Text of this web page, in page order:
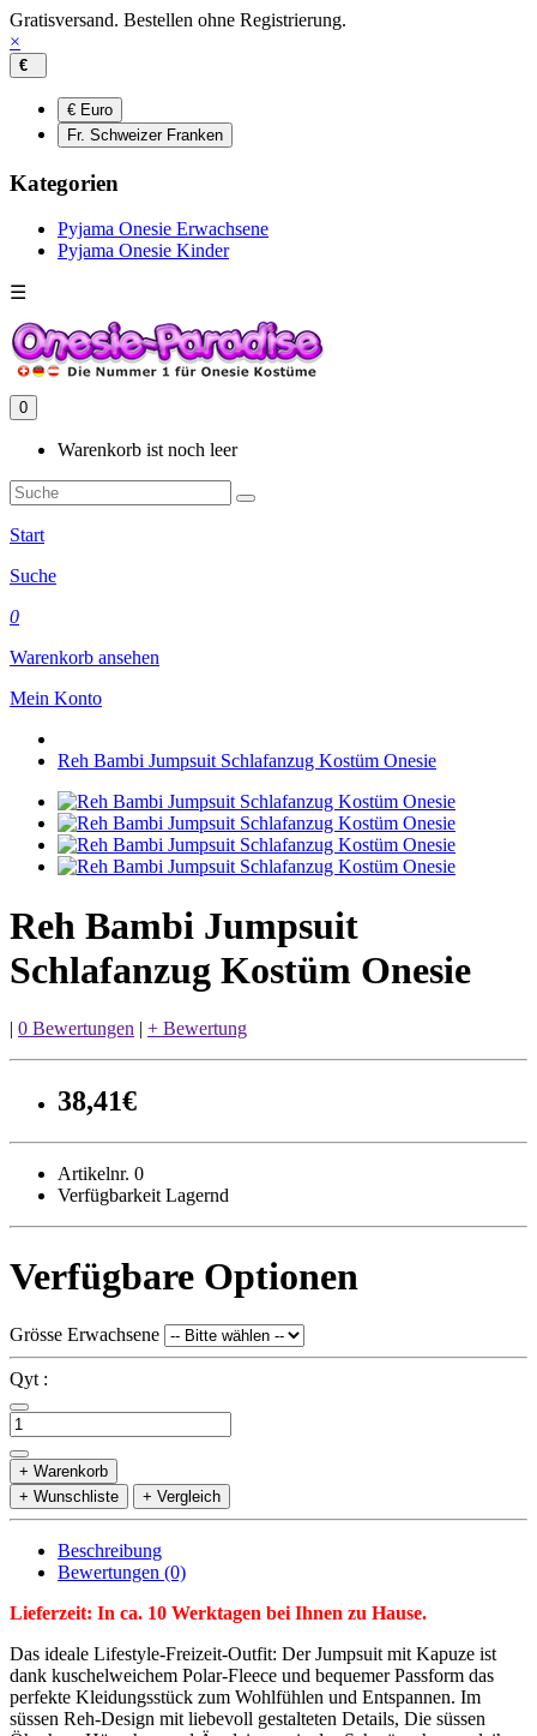
Gratisversand. Bestellen ohne Registrierung.
×
€
€ Euro
Fr. Schweizer Franken
Kategorien
Pyjama Onesie Erwachsene
Pyjama Onesie Kinder
☰
0
Warenkorb ist noch leer
Start
Suche
0
Warenkorb ansehen
Mein Konto
Reh Bambi Jumpsuit Schlafanzug Kostüm Onesie
Reh Bambi Jumpsuit
Schlafanzug Kostüm Onesie
| 0 Bewertungen | + Bewertung
38,41€
Artikelnr. 0
Verfügbarkeit Lagernd
Verfügbare Optionen
Grösse Erwachsene
Qyt :
+ Warenkorb
+ Wunschliste
+ Vergleich
Beschreibung
Bewertungen (0)
Lieferzeit: In ca. 10 Werktagen bei Ihnen zu Hause.
Das ideale Lifestyle-Freizeit-Outfit: Der Jumpsuit mit Kapuze ist
dank kuschelweichem Polar-Fleece und bequemer Passform das
perfekte Kleidungsstück zum Wohlfühlen und Entspannen. Im
süssen Reh-Design mit liebevoll gestalteten Details, Die süssen